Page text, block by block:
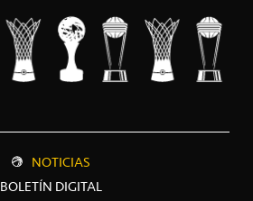
NOTICIAS
BOLETÍN DIGITAL